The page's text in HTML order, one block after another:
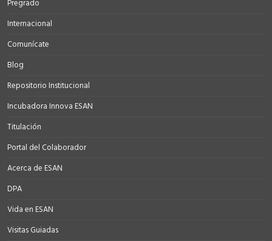
Pregrado
Internacional
Comunícate
Blog
Repositorio Institucional
Incubadora Innova ESAN
Titulación
Portal del Colaborador
Acerca de ESAN
DPA
Vida en ESAN
Visitas Guiadas